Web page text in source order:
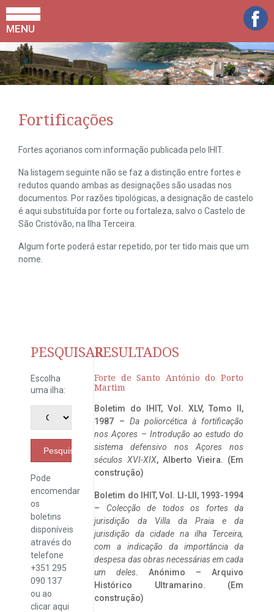
MENU
Fortificações
Fortes açorianos com informação publicada pelo IHIT.
Na listagem seguinte não se faz a distinção entre fortes e
redutos quando ambas as designações são usadas nos
documentos. Por razões tipológicas, a designação de castelo
é aqui substituída por forte ou fortaleza, salvo o Castelo de
São Cristóvão, na Ilha Terceira.
Algum forte poderá estar repetido, por ter tido mais que um
nome.
PESQUISAR
Escolha
uma ilha:
Pesquisar
Pode
encomendar
os
boletins
disponíveis
através do
telefone
+351 295
090 137
ou ao
clicaraqui
RESULTADOS
Forte de Santo António do Porto
Martim
Boletim do IHIT, Vol. XLV, Tomo II,
1987 – Da poliorcética à fortificação
nos Açores – Introdução ao estudo do
sistema defensivo nos Açores nos
séculos XVI-XIX, Alberto Vieira. (Em
construção)
Boletim do IHIT, Vol. LI-LII, 1993-1994
– Colecção de todos os fortes da
jurisdição da Villa da Praia e da
jurisdição da cidade na ilha Terceira,
com a indicação da importância da
despesa das obras necessárias em cada
um deles. Anónimo – Arquivo
Histórico Ultramarino. (Em
construção)